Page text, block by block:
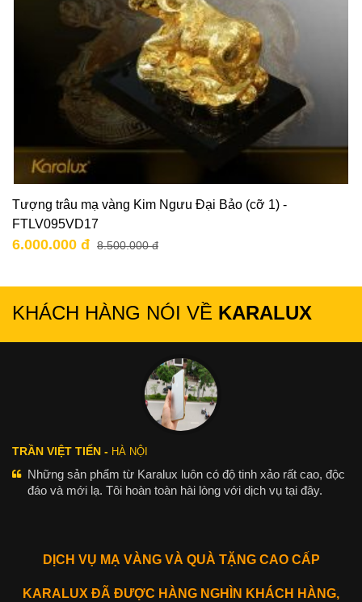
Tượng trâu mạ vàng Kim Ngưu Đại Bảo (cỡ 1) -
FTLV095VD17
6.000.000 đ 8.500.000 đ
KHÁCH HÀNG NÓI VỀ KARALUX
TRẦN VIỆT TIẾN - HÀ NỘI
Những sản phẩm từ Karalux luôn có độ tinh xảo rất cao, độc
đáo và mới lạ. Tôi hoàn toàn hài lòng với dịch vụ tại đây.
DỊCH VỤ MẠ VÀNG VÀ QUÀ TẶNG CAO CẤP
KARALUX ĐÃ ĐƯỢC HÀNG NGHÌN KHÁCH HÀNG,